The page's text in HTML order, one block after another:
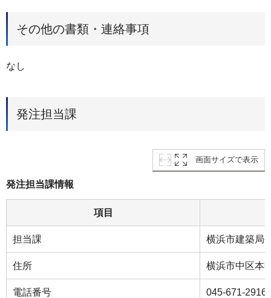
その他の書類・連絡事項
なし
発注担当課
画面サイズで表示
発注担当課情報
項目
担当課 横浜市建築局
住所 横浜市中区本
電話番号 045-671-2916